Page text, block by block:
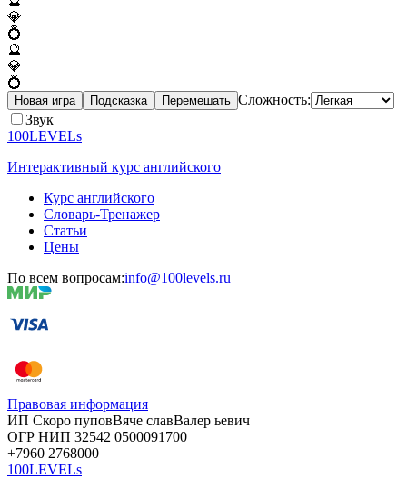
💎
💍
🔮
💎
💍
Новая игра Подсказка Перемешать Сложность:
Звук
100LEVELs
Интерактивный курс английского
Курс английского
Словарь-Тренажер
Статьи
Цены
По всем вопросам:info@100levels.ru
Правовая информация
ИП Скоро пуповВяче славВалер ьевич
ОГР НИП 32542 0500091700
+7960 2768000
100LEVELs